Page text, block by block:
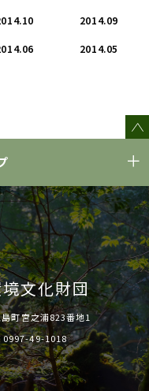
2014.09
2014.05
文化財団
町宮之浦823番地1
0997-49-1018